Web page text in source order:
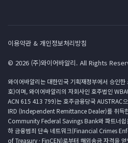
이용약관 & 개인정보처리방침
© 2026 (주)와이어바알리. All Rights
와이어바알리는 대한민국 기획재정부에서 승인
호)이며, 와이어바알리의 자회사인 호주법인
ACN 615 413 799)는 호주금융당국 AUSTRAC
IRD (Independent Remittance Dealer)를 취득
Community Federal Savings Bank와 파트너쉽
하 금융범죄 단속 네트워크(Financial Crimes
of Treasury · FinCEN)로부터 해외송금 자격을